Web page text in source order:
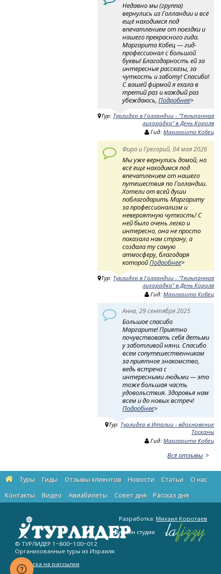
Недавно мы (группа)
вернулись из Голландии и всё
ещё находимся под
впечатлением от поездки и
нашего прекрасного гида.
Маргарита Кобец — гид-
профессионал с большой
буквы! Благодарность ей за
интересные рассказы, за
чуткость и заботу! Спасибо!
С вашей фирмой я ехала в
третий раз и каждый раз
убеждаюсь,Подробнее>
Тур: Турлидер в Голландии - "Тюльпанная
лихорадка" в День Короля
Гид:Маргарита Кобец
Фира и Грегорий, 04 мая 2026
Мы уже вернулись домой, но
всё еще находимся под
впечатлением от нашего
путешествия по Голландии.
Хотели от всей души
поблагодарить Маргариту
за профессионализм и
невероятную чуткость! ​ С
ней было очень легко и
интересно, она не просто
показала нам страну, а
создала ту самую
атмосферу, благодаря
которойПодробнее>
Тур: Турлидер в Голландии - "Тюльпанная
лихорадка" в День Короля
Гид:Маргарита Кобец
Анна, 29 сентября 2025
Большое спасибо
Маргарите! Приятно
почувствовать себя детьми
у заботливой няни. Спасибо
всем сопутешественникам
за приятное знакомство,
ведь встреча с
интересными людьми — это
тоже большая часть
удовольствия. Здоровья нам
всем и до новых встреч!
Подробнее>
Тур: Турлидер в Италии - вдохновение
Тосканы
Гид:Маргарита Кобец
Все отзывы
Туры Гиды Отзывы клиентов Новости Статьи
О нас
Контакты
Видео Авиабилеты Cовет дня Рассказ дня
© ТУРЛИДЕР 1−800−100−012
Организованные туры из Израиля
Подписка на рассылки
Разработка: Михаил Коротаев
Дизайн студии